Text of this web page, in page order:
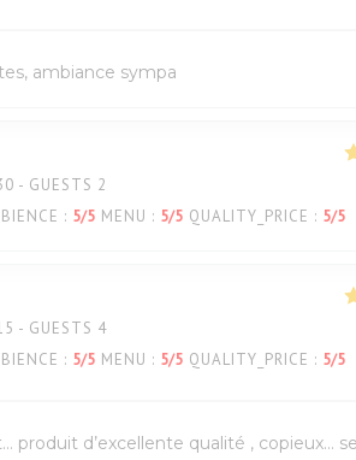
ambiance sympa
- GUESTS 2
: 5/5 MENU : 5/5 QUALITY_PRICE : 5/5
- GUESTS 4
: 5/5 MENU : 5/5 QUALITY_PRICE : 5/5
produit d’excellente qualité , copieux…